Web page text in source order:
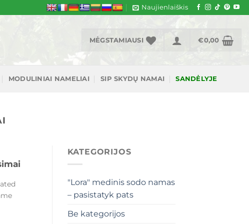
Naujienlaiškis
MĖGSTAMIAUSI €0,00
MODULINIAI NAMELIAI SIP SKYDŲ NAMAI SANDĖLYJE
KATEGORIJOS
"Lora" medinis sodo namas
– pasistatyk pats
Be kategorijos